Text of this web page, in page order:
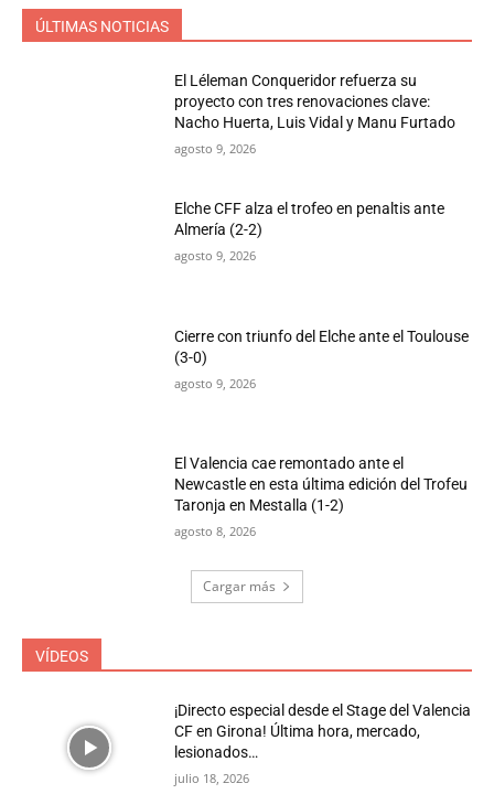
ÚLTIMAS NOTICIAS
El Léleman Conqueridor refuerza su
proyecto con tres renovaciones clave:
Nacho Huerta, Luis Vidal y Manu Furtado
agosto 9, 2026
Elche CFF alza el trofeo en penaltis ante
Almería (2-2)
agosto 9, 2026
Cierre con triunfo del Elche ante el Toulouse
(3-0)
agosto 9, 2026
El Valencia cae remontado ante el
Newcastle en esta última edición del Trofeu
Taronja en Mestalla (1-2)
agosto 8, 2026
Cargar más
VÍDEOS
¡Directo especial desde el Stage del Valencia
CF en Girona! Última hora, mercado,
lesionados…
julio 18, 2026